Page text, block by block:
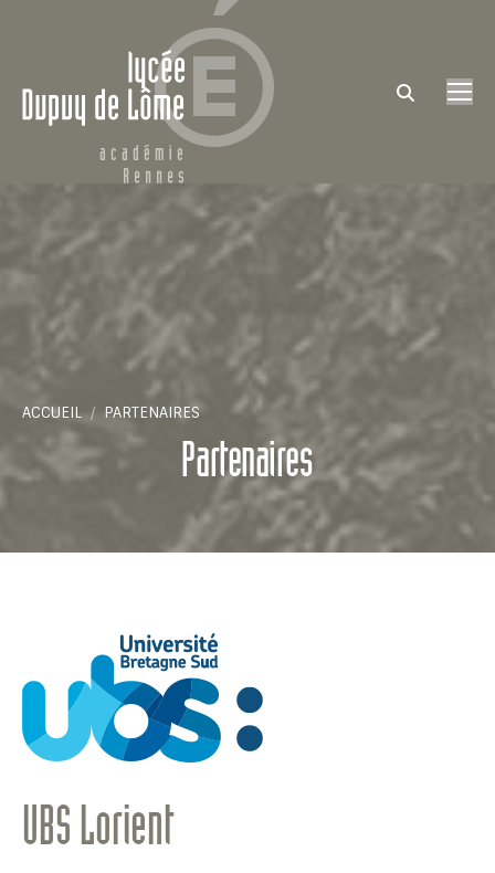
Search:
Vous êtes ici :
ACCUEIL PARTENAIRES
Partenaires
UBS Lorient